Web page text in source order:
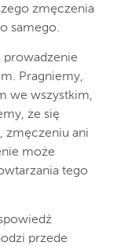
zmęczenia
samego.
prowadzenie
Pragniemy,
we wszystkim,
że się
zmęczeniu ani
może
tego
przede